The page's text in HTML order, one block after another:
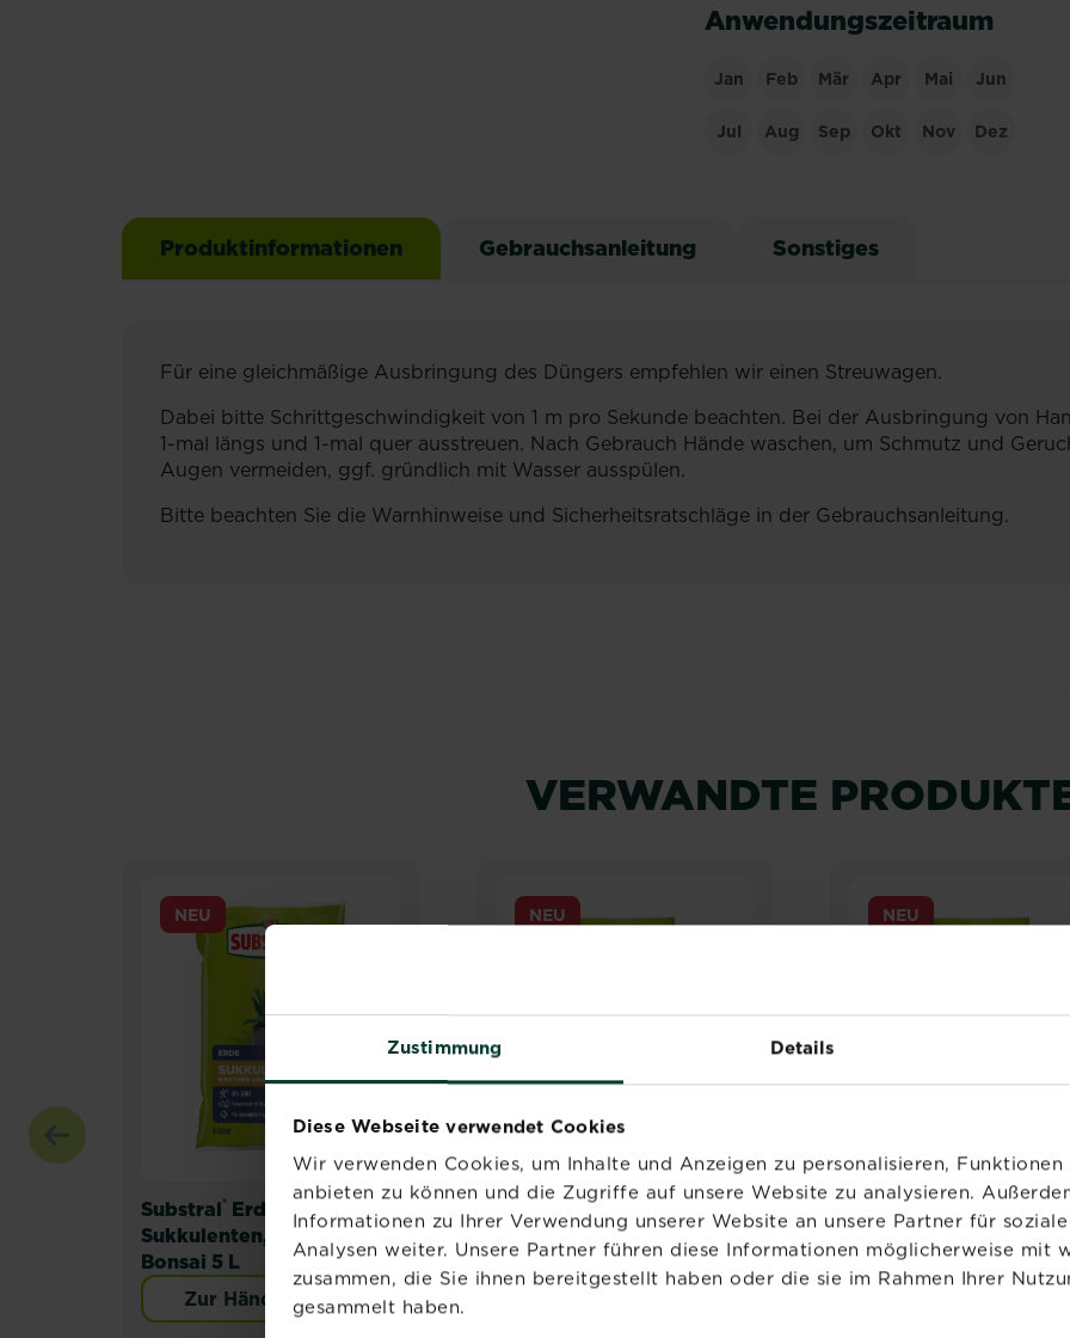
Zustimmung Details
Diese Webseite verwendet Cookies
Wir verwenden Cookies, um Inhalte und Anzeigen zu personalisieren,
anbieten zu können und die Zugriffe auf unsere Website zu analysieren.
Informationen zu Ihrer Verwendung unserer Website an unsere Partner für
Analysen weiter. Unsere Partner führen diese Informationen möglicherweise mit
zusammen, die Sie ihnen bereitgestellt haben oder die sie im Rahmen Ihrer
gesammelt haben.
Anwendungszeitraum
Jan Feb Mär Apr Mai Jun
Jul Aug Sep Okt Nov Dez
Produktinformationen Gebrauchsanleitung Sonstiges
Für eine gleichmäßige Ausbringung des Düngers empfehlen wir einen Streuwagen.
Dabei bitte Schrittgeschwindigkeit von 1 m pro Sekunde beachten. Bei der Ausbringung von
1-mal längs und 1-mal quer ausstreuen. Nach Gebrauch Hände waschen, um Schmutz und
Augen vermeiden, ggf. gründlich mit Wasser ausspülen.
Bitte beachten Sie die Warnhinweise und Sicherheitsratschläge in der Gebrauchsanleitung.
VERWANDTE
Substral® Erde
Sukkulenten, Kakteen und
Bonsai 5 L
Zur Händlersuche
NEU
Substral®Naturen®Erde
Mediterrane und
Zitruspflanzen 20 L
Zur Händlersuche
NEU
Substral®Naturen ®
Anzucht und Kräuter
NEU